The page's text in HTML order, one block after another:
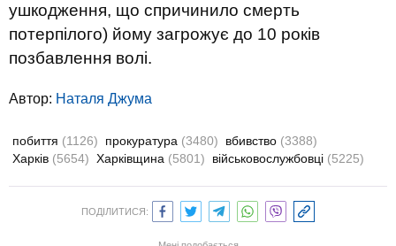
ушкодження, що спричинило смерть
потерпілого) йому загрожує до 10 років
позбавлення волі.
Автор: Наталя Джума
побиття (1126) прокуратура (3480) вбивство (3388)
Харків (5654) Харківщина (5801) військовослужбовці (5225)
ПОДІЛИТИСЯ: